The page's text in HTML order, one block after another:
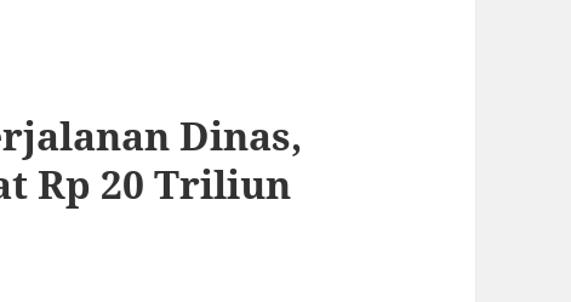
Dinas,
Rp 20 Triliun